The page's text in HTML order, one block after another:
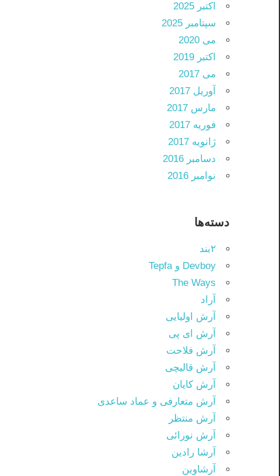
اکتبر 2025
سپتامبر 2025
می 2020
اکتبر 2019
می 2017
آوریل 2017
مارس 2017
فوریه 2017
ژانویه 2017
دسامبر 2016
نوامبر 2016
دسته‌ها
۲بند
Devboy و Tepfa
The Ways
آراد
آرش اولیایی
آرش ای پی
آرش فلاحت
آرش قالیچی
آرش کایان
آرش متعارفی و عماد ساعدی
آرش منتظر
آرش نورائی
آرشا رادین
آرشاوین